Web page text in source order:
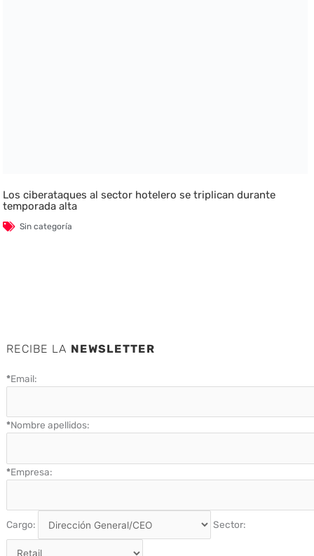
Los ciberataques al sector hotelero se triplican durante
temporada alta
Sin categoría
RECIBE LA NEWSLETTER
*Email:
*Nombre apellidos:
*Empresa:
Cargo: Sector: